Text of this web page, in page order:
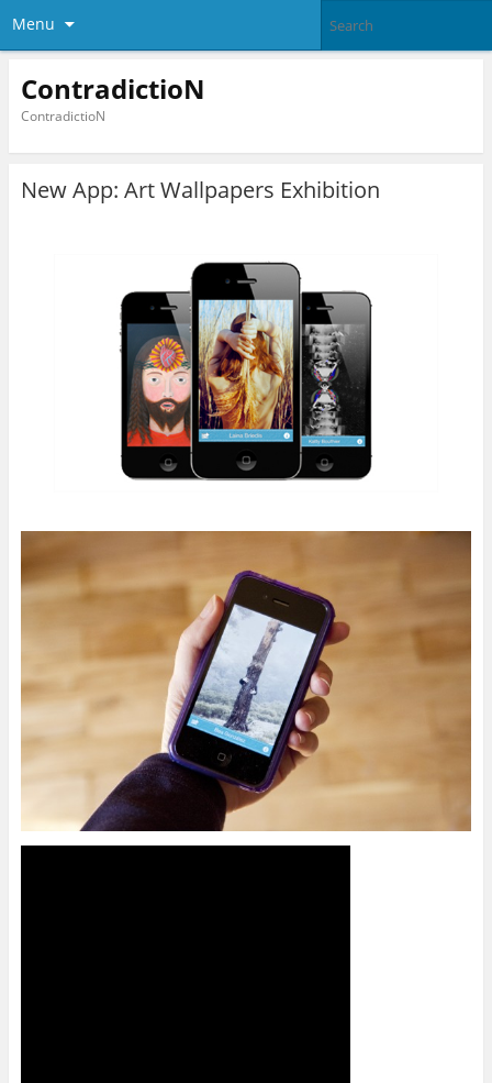
Menu
ContradictioN
ContradictioN
New App: Art Wallpapers Exhibition